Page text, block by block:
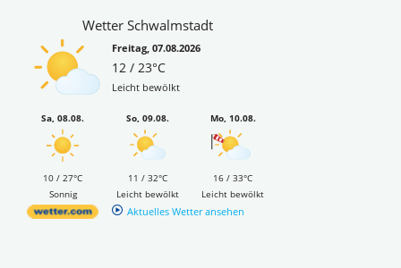
Wetter Schwalmstadt
Freitag, 07.08.2026
12 / 23°C
Leicht bewölkt
Sa, 08.08.
10 / 27°C
Sonnig
So, 09.08.
11 / 32°C
Leicht bewölkt
Mo, 10.08.
16 / 33°C
Leicht bewölkt
Aktuelles Wetter ansehen